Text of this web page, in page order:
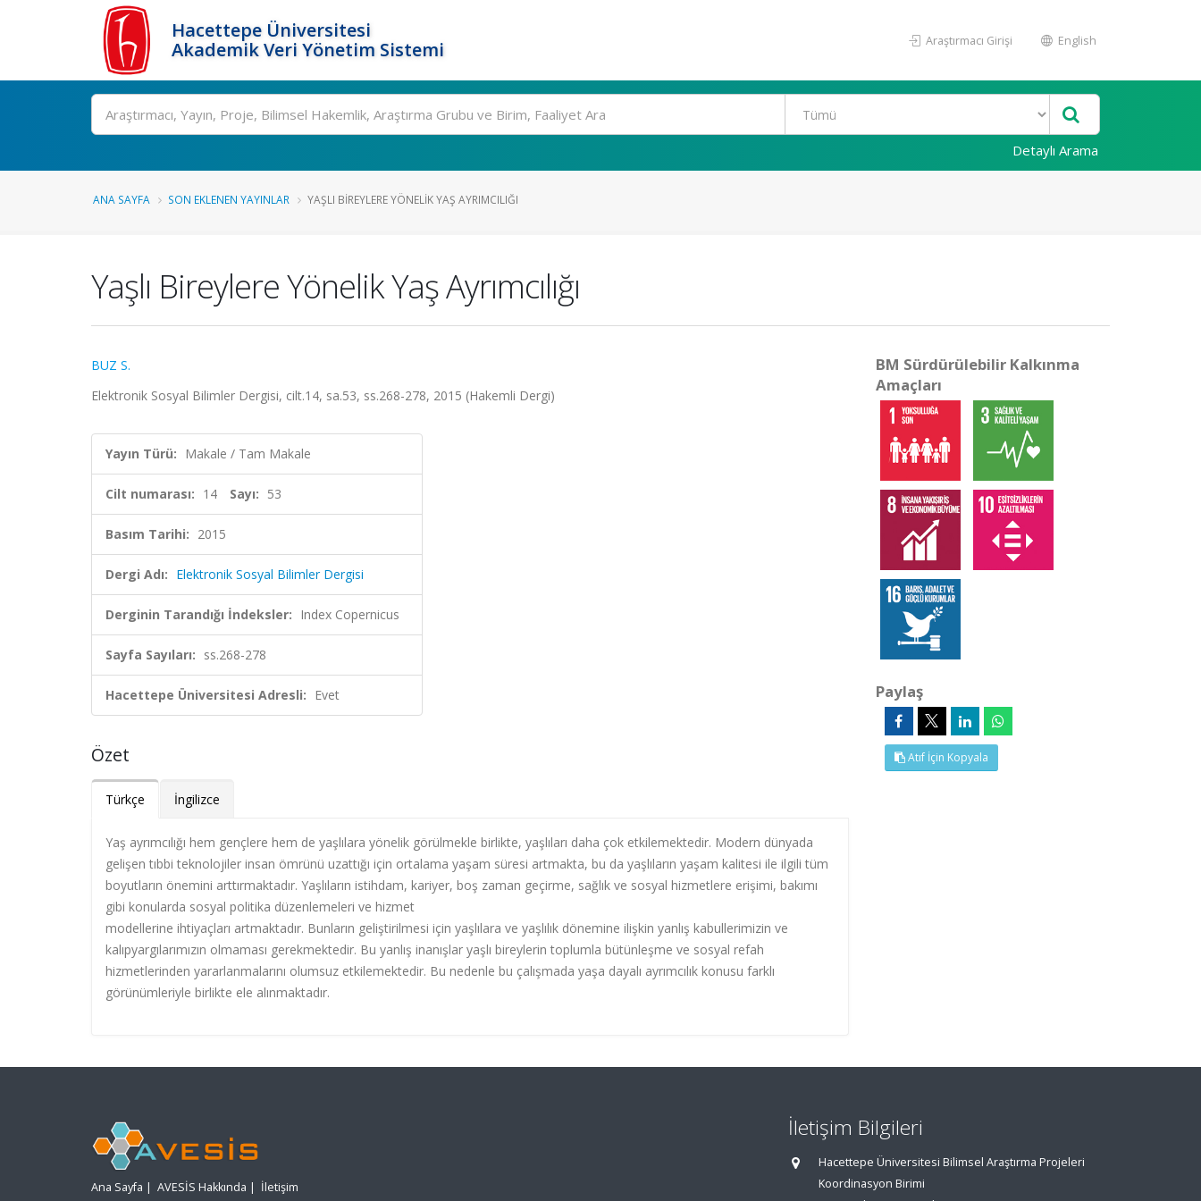
Hacettepe Üniversitesi
Akademik Veri Yönetim Sistemi
Araştırmacı Girişi English
Ara
Detaylı Arama
ANA SAYFA SON EKLENEN YAYINLAR YAŞLI BIREYLERE YÖNELIK YAŞ AYRIMCILIĞI
Yaşlı Bireylere Yönelik Yaş Ayrımcılığı
BUZ S.
Elektronik Sosyal Bilimler Dergisi, cilt.14, sa.53, ss.268-278, 2015 (Hakemli Dergi)
Yayın Türü: Makale / Tam Makale
Cilt numarası: 14 Sayı: 53
Basım Tarihi: 2015
Dergi Adı: Elektronik Sosyal Bilimler Dergisi
Derginin Tarandığı İndeksler: Index Copernicus
Sayfa Sayıları: ss.268-278
Hacettepe Üniversitesi Adresli: Evet
Özet
Türkçe İngilizce
Yaş ayrımcılığı hem gençlere hem de yaşlılara yönelik görülmekle birlikte, yaşlıları daha çok etkilemektedir. Modern dünyada
gelişen tıbbi teknolojiler insan ömrünü uzattığı için ortalama yaşam süresi artmakta, bu da yaşlıların yaşam kalitesi ile ilgili tüm
boyutların önemini arttırmaktadır. Yaşlıların istihdam, kariyer, boş zaman geçirme, sağlık ve sosyal hizmetlere erişimi, bakımı
gibi konularda sosyal politika düzenlemeleri ve hizmet
modellerine ihtiyaçları artmaktadır. Bunların geliştirilmesi için yaşlılara ve yaşlılık dönemine ilişkin yanlış kabullerimizin ve
kalıpyargılarımızın olmaması gerekmektedir. Bu yanlış inanışlar yaşlı bireylerin toplumla bütünleşme ve sosyal refah
hizmetlerinden yararlanmalarını olumsuz etkilemektedir. Bu nedenle bu çalışmada yaşa dayalı ayrımcılık konusu farklı
görünümleriyle birlikte ele alınmaktadır.
BM Sürdürülebilir Kalkınma
Amaçları
Paylaş
Atıf İçin Kopyala
Ana Sayfa | AVESİS Hakkında | İletişim
İletişim Bilgileri
Hacettepe Üniversitesi Bilimsel Araştırma Projeleri
Koordinasyon Birimi